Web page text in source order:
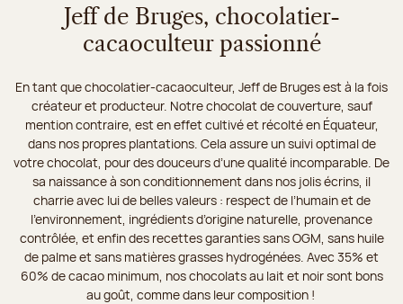
Jeff de Bruges, chocolatier-
cacaoculteur passionné
En tant que chocolatier-cacaoculteur, Jeff de Bruges est à la fois
créateur et producteur. Notre chocolat de couverture, sauf
mention contraire, est en effet cultivé et récolté en Équateur,
dans nos propres plantations. Cela assure un suivi optimal de
votre chocolat, pour des douceurs d’une qualité incomparable. De
sa naissance à son conditionnement dans nos jolis écrins, il
charrie avec lui de belles valeurs : respect de l’humain et de
l’environnement, ingrédients d’origine naturelle, provenance
contrôlée, et enfin des recettes garanties sans OGM, sans huile
de palme et sans matières grasses hydrogénées. Avec 35% et
60% de cacao minimum, nos chocolats au lait et noir sont bons
au goût, comme dans leur composition !